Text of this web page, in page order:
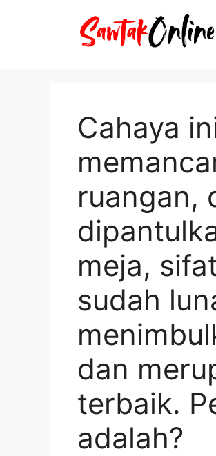
Cahaya
ruangan,
meja,
sudah
dan
terbaik.
adalah?